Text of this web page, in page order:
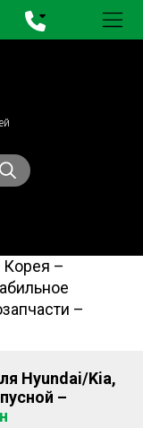
ТО
управления
–
–
Hyundai/Kia,
–